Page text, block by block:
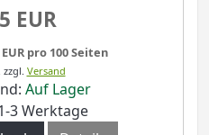
EUR
pro 100 Seiten
zzgl. Versand
Auf Lager
3 Werktage